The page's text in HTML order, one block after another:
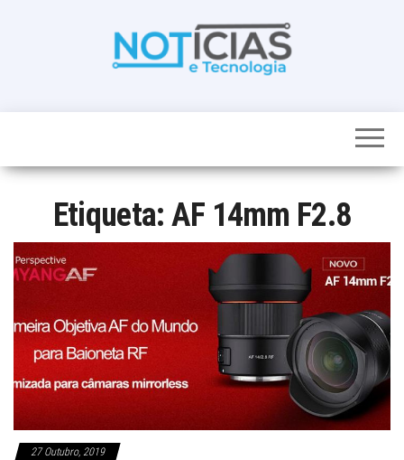
noticias de
num só lugar
Etiqueta: AF 14mm F2.8
27 Outubro, 2019